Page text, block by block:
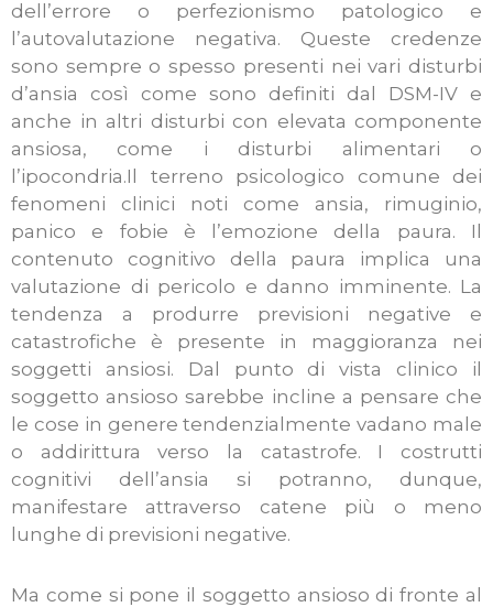
dell’errore o perfezionismo patologico e
l’autovalutazione negativa. Queste credenze
sono sempre o spesso presenti nei vari disturbi
d’ansia così come sono definiti dal DSM-IV e
anche in altri disturbi con elevata componente
ansiosa, come i disturbi alimentari o
l’ipocondria.Il terreno psicologico comune dei
fenomeni clinici noti come ansia, rimuginio,
panico e fobie è l’emozione della paura. Il
contenuto cognitivo della paura implica una
valutazione di pericolo e danno imminente. La
tendenza a produrre previsioni negative e
catastrofiche è presente in maggioranza nei
soggetti ansiosi. Dal punto di vista clinico il
soggetto ansioso sarebbe incline a pensare che
le cose in genere tendenzialmente vadano male
o addirittura verso la catastrofe. I costrutti
cognitivi dell’ansia si potranno, dunque,
manifestare attraverso catene più o meno
lunghe di previsioni negative.
Ma come si pone il soggetto ansioso di fronte al